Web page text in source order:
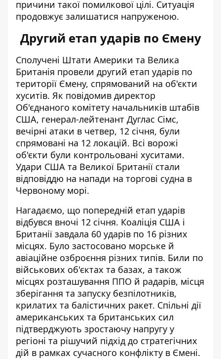
причини такої помилкової цілі. Ситуація
продовжує залишатися напруженою.
Другий етап ударів по Ємену
Сполучені Штати Америки та Велика
Британія провели другий етап ударів по
території Ємену, спрямований на об'єкти
хуситів. Як повідомив директор
Об'єднаного комітету начальників штабів
США, генерал-лейтенант Дуглас Сімс,
вечірні атаки в четвер, 12 січня, були
спрямовані на 12 локацій. Всі ворожі
об'єкти були контрольовані хуситами.
Удари США та Великої Британії стали
відповіддю на напади на торгові судна в
Червоному морі.
Нагадаємо, що попередній етап ударів
відбувся вночі 12 січня. Коаліція США і
Британії завдала 60 ударів по 16 різних
місцях. Було застосовано морське й
авіаційне озброєння різних типів. Били по
військових об'єктах та базах, а також
місцях розташування ППО й радарів, місця
зберігання та запуску безпілотників,
крилатих та балістичних ракет. Спільні дії
американських та британських сил
підтверджують зростаючу напругу у
регіоні та рішучий підхід до стратегічних
дій в рамках сучасного конфлікту в Ємені.